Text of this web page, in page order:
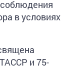
в условиях
и 75-